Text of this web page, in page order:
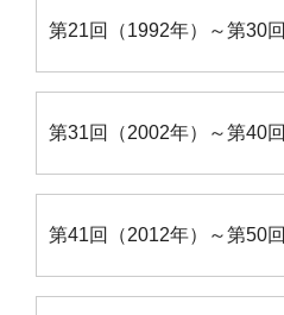
第21回（1992年）～第30
第31回（2002年）～第40
第41回（2012年）～第50